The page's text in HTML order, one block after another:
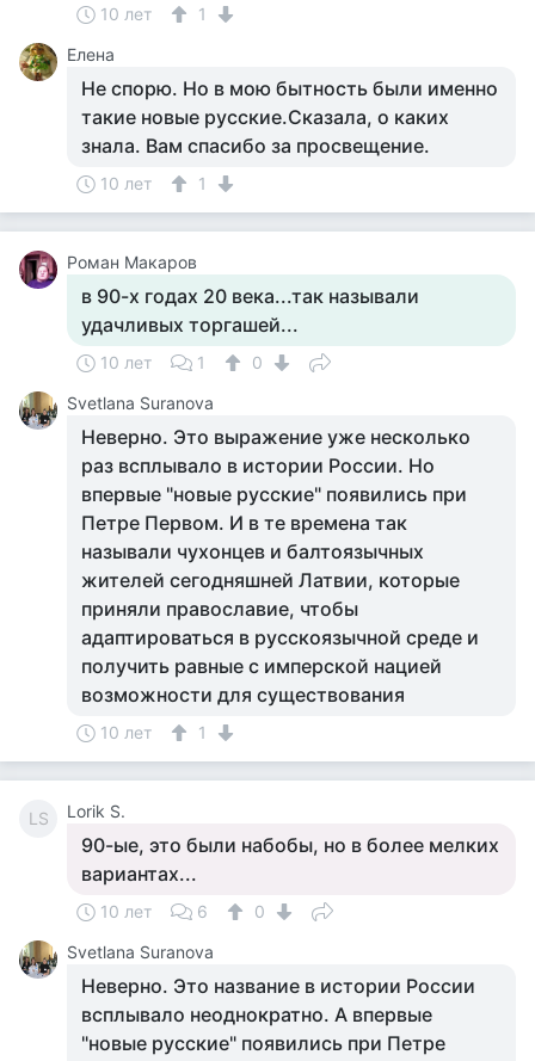
10 лет
1
Елена
Не спорю. Но в мою бытность были именно
такие новые русские.Сказала, о каких
знала. Вам спасибо за просвещение.
10 лет 1
Роман Макаров
в 90-х годах 20 века...так называли
удачливых торгашей...
10 лет 1
0
Svetlana Suranova
Неверно. Это выражение уже несколько
раз всплывало в истории России. Но
впервые "новые русские" появились при
Петре Первом. И в те времена так
называли чухонцев и балтоязычных
жителей сегодняшней Латвии, которые
приняли православие, чтобы
адаптироваться в русскоязычной среде и
получить равные с имперской нацией
возможности для существования
10 лет 1
LS Lorik S.
90-ые, это были набобы, но в более мелких
вариантах...
10 лет 6
0
Svetlana Suranova
Неверно. Это название в истории России
всплывало неоднократно. А впервые
"новые русские" появились при Петре